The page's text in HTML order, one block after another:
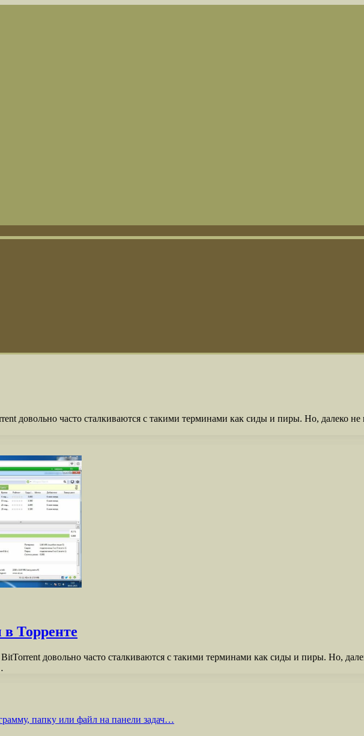
довольно часто сталкиваются с такими терминами как сиды и пиры. Но, далеко
Торренте
довольно часто сталкиваются с такими терминами как сиды и пиры. Но,
папку или файл на панели задач…